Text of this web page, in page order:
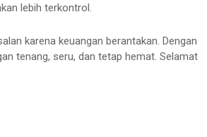
lebih terkontrol.
karena keuangan berantakan. Dengan
tenang, seru, dan tetap hemat. Selamat